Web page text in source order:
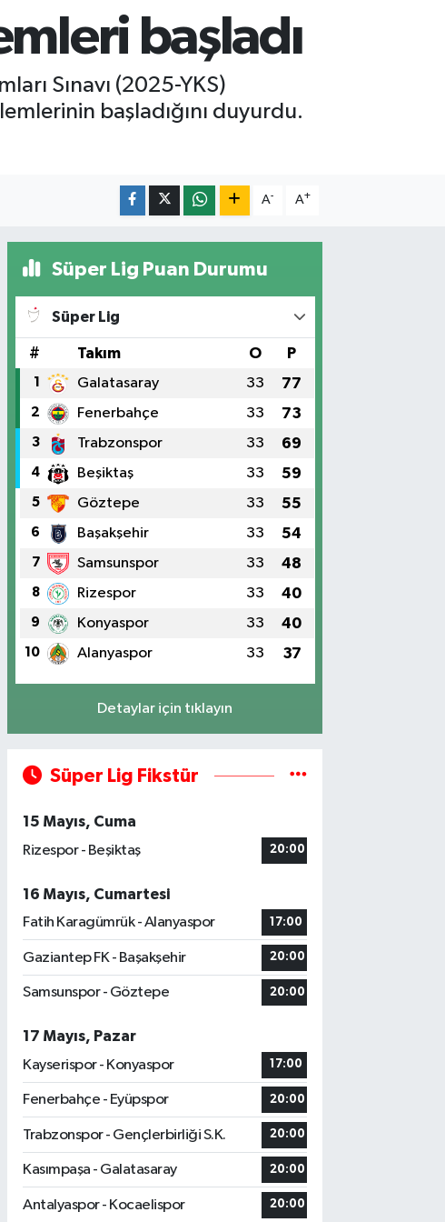
başladı
Sınavı (2025-YKS)
başladığını duyurdu.
A- A+
Süper Lig Puan Durumu
Süper Lig
# Takım O P
1 Galatasaray 33 77
2 Fenerbahçe 33 73
3 Trabzonspor 33 69
4 Beşiktaş 33 59
5 Göztepe 33 55
6 Başakşehir 33 54
7 Samsunspor 33 48
8 Rizespor 33 40
9 Konyaspor 33 40
10 Alanyaspor 33 37
Detaylar için tıklayın
Süper Lig Fikstür
15 Mayıs, Cuma
Rizespor - Beşiktaş
20:00
16 Mayıs, Cumartesi
Fatih Karagümrük - Alanyaspor
17:00
Gaziantep FK - Başakşehir 20:00
Samsunspor - Göztepe 20:00
17 Mayıs, Pazar
Kayserispor - Konyaspor
17:00
Fenerbahçe - Eyüpspor 20:00
Trabzonspor - Gençlerbirliği S.K. 20:00
Kasımpaşa - Galatasaray 20:00
Antalyaspor - Kocaelispor 20:00